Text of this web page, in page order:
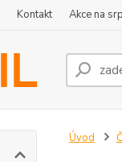
Kontakt Akce na
Úvod